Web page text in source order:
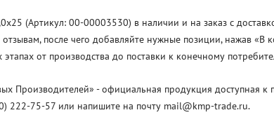
(Артикул: 00-00003530) в наличии и на заказ с
после чего добавляйте нужные позиции, нажав «В
от производства до поставки к конечному
Производителей» - официальная продукция доступная к
222-75-57 или напишите на почту mail@kmp-trade.ru.